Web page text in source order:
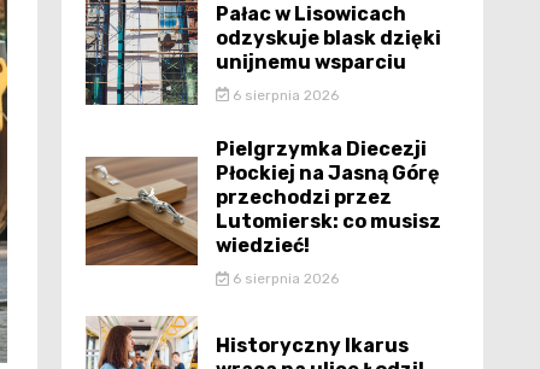
Pałac w Lisowicach
odzyskuje blask dzięki
unijnemu wsparciu
6 sierpnia 2026
Pielgrzymka Diecezji
Płockiej na Jasną Górę
przechodzi przez
Lutomiersk: co musisz
wiedzieć!
6 sierpnia 2026
Historyczny Ikarus